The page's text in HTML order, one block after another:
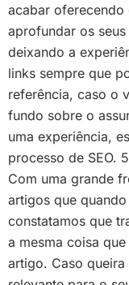
acabar
aprofundar os
deixando a
links sempre que
referência, caso o
fundo sobre o
uma experiência,
processo de SEO.
Com uma grande
artigos que
constatamos que
a mesma coisa
artigo. Caso